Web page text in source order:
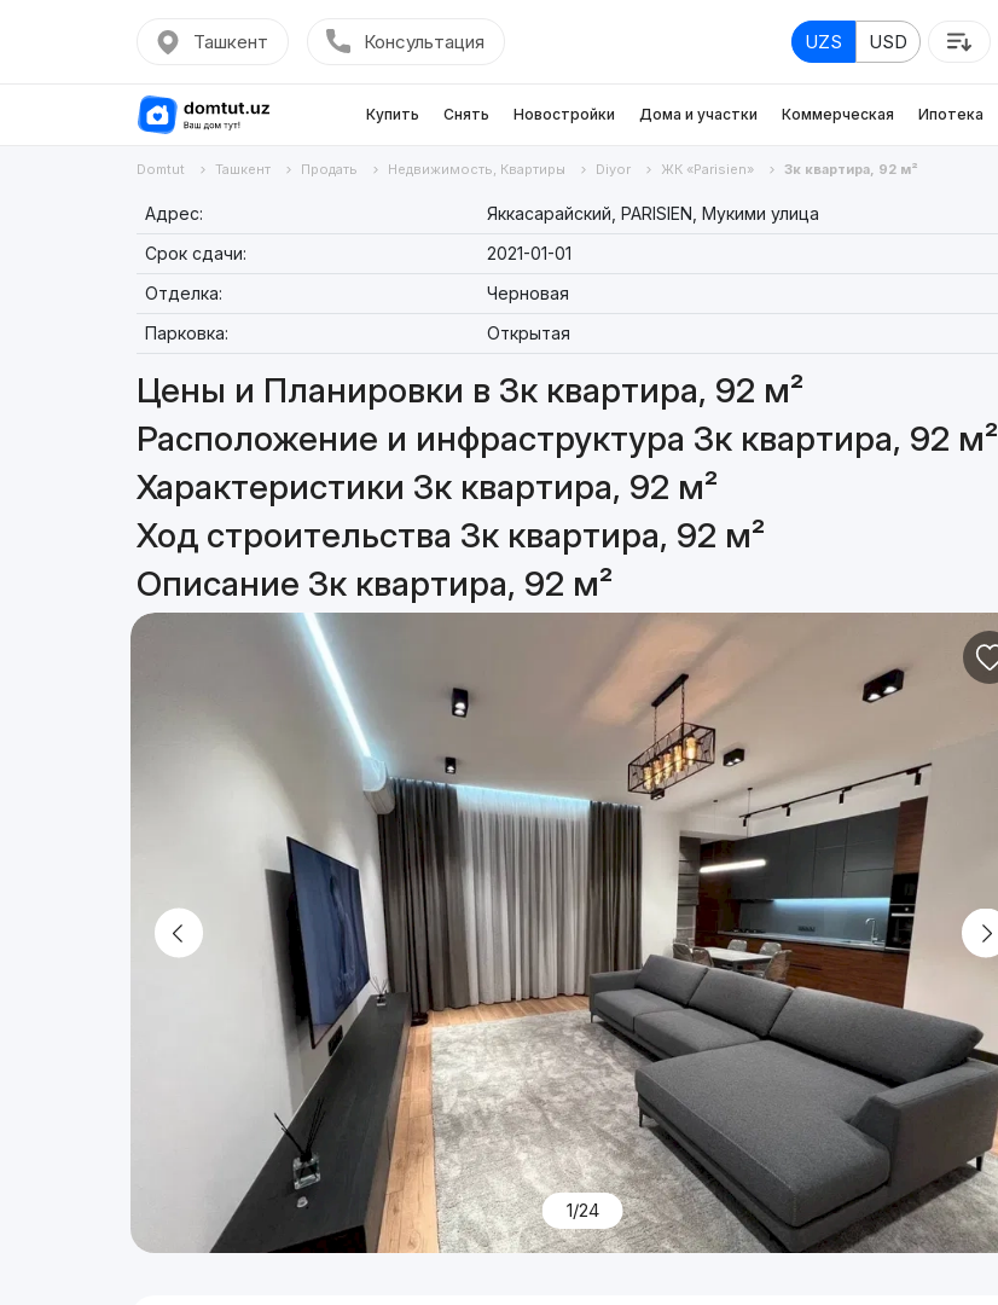
Ташкент Консультация UZS USD
Купить Снять Новостройки Дома и участки Коммерческая Ипотека
Domtut Ташкент Продать Недвижимость, Квартиры Diyor ЖК «Parisien» 3к квартира, 92 м²
Адрес:
Яккасарайский, PARISIEN, Мукими улица
Срок сдачи:
2021-01-01
Отделка:
Черновая
Парковка:
Открытая
Цены и Планировки в 3к квартира, 92 м²
Расположение и инфраструктура 3к квартира, 92 м²
Характеристики 3к квартира, 92 м²
Ход строительства 3к квартира, 92 м²
Описание 3к квартира, 92 м²
1/24